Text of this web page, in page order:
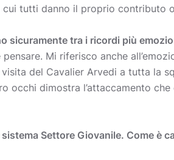
tutti danno il proprio contributo
sicuramente tra i ricordi più
Mi riferisco anche
del Cavalier Arvedi a tutta la
occhi dimostra l’attaccamento
sistema Settore Giovanile. Come è